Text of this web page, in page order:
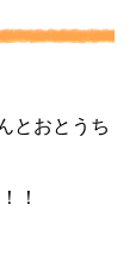
とおとうち
！